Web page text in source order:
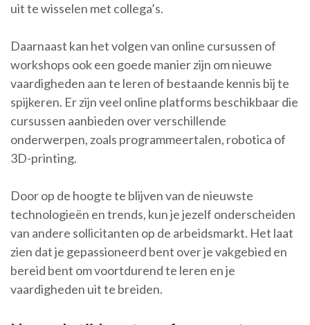
uit te wisselen met collega’s.
Daarnaast kan het volgen van online cursussen of
workshops ook een goede manier zijn om nieuwe
vaardigheden aan te leren of bestaande kennis bij te
spijkeren. Er zijn veel online platforms beschikbaar die
cursussen aanbieden over verschillende
onderwerpen, zoals programmeertalen, robotica of
3D-printing.
Door op de hoogte te blijven van de nieuwste
technologieën en trends, kun je jezelf onderscheiden
van andere sollicitanten op de arbeidsmarkt. Het laat
zien dat je gepassioneerd bent over je vakgebied en
bereid bent om voortdurend te leren en je
vaardigheden uit te breiden.